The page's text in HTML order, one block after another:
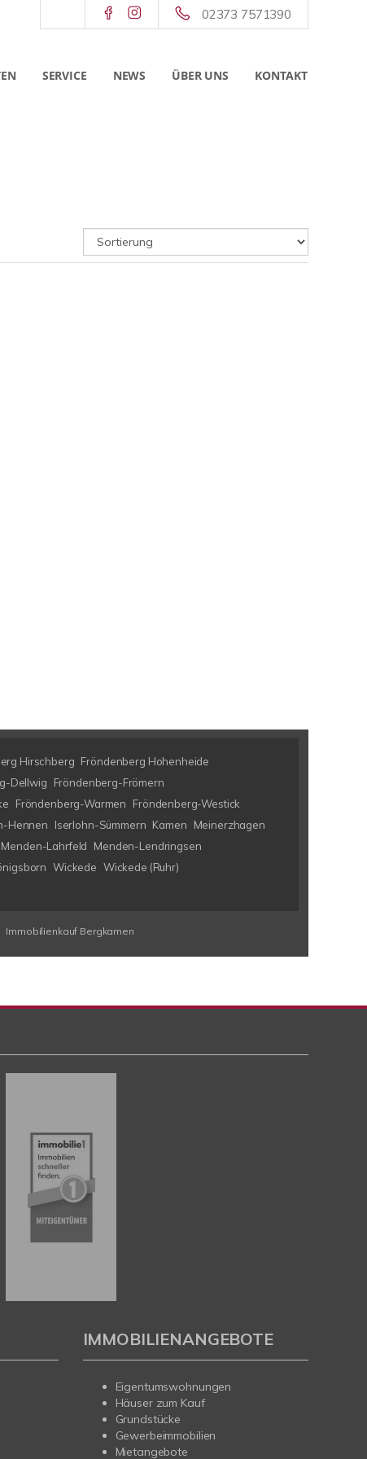
02373 7571390
SERVICE NEWS ÜBER UNS KONTAKT
Hirschberg Fröndenberg Hohenheide
Dellwig
Fröndenberg-Frömern
Fröndenberg-Warmen
Fröndenberg-Westick
Hennen Iserlohn-Sümmern Kamen
Meinerzhagen
Menden-Lahrfeld
Menden-Lendringsen
Wickede Wickede (Ruhr)
Immobilienkauf Bergkamen
IMMOBILIENANGEBOTE
Eigentumswohnungen
Häuser zum Kauf
Grundstücke
Gewerbeimmobilien
Mietangebote